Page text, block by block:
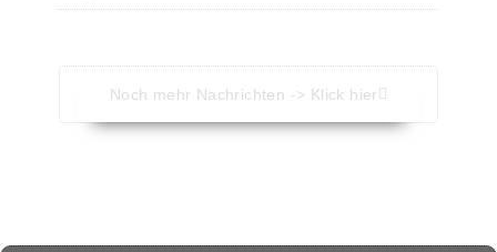
Noch mehr Nachrichten -> Klick hier